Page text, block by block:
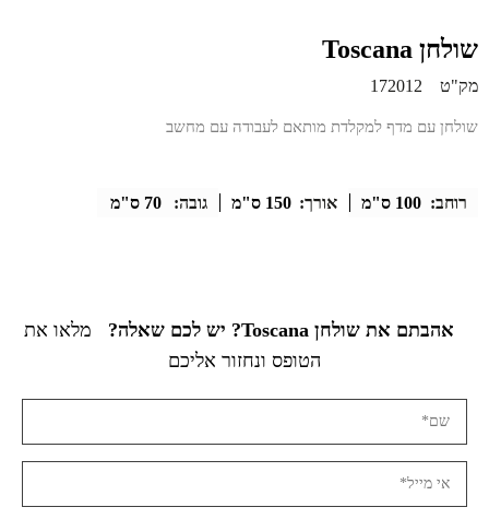
שולחן Toscana
מק"ט 172012
שולחן עם מדף למקלדת מותאם לעבודה עם מחשב
רוחב: 100 ס"מ אורך: 150 ס"מ גובה: 70 ס"מ
אהבתם את שולחן Toscana? יש לכם שאלה?
מלאו את
הטופס ונחזור אליכם